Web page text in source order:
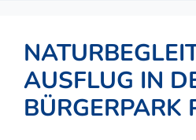
AUSFLUG IN
BÜRGERPARK